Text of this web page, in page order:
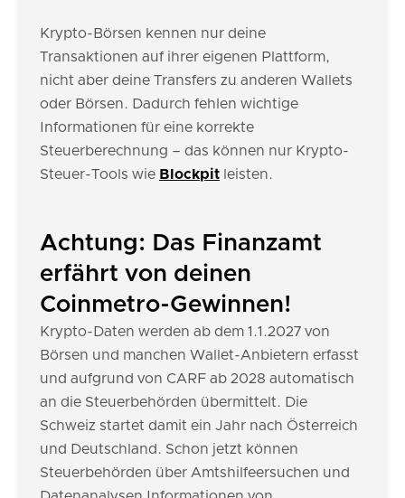
Krypto-Börsen kennen nur deine
Transaktionen auf ihrer eigenen Plattform,
nicht aber deine Transfers zu anderen Wallets
oder Börsen. Dadurch fehlen wichtige
Informationen für eine korrekte
Steuerberechnung – das können nur Krypto-
Steuer-Tools wie Blockpit leisten.
Achtung: Das Finanzamt
erfährt von deinen
Coinmetro-Gewinnen!
Krypto-Daten werden ab dem 1.1.2027 von
Börsen und manchen Wallet-Anbietern erfasst
und aufgrund von CARF ab 2028 automatisch
an die Steuerbehörden übermittelt. Die
Schweiz startet damit ein Jahr nach Österreich
und Deutschland. Schon jetzt können
Steuerbehörden über Amtshilfeersuchen und